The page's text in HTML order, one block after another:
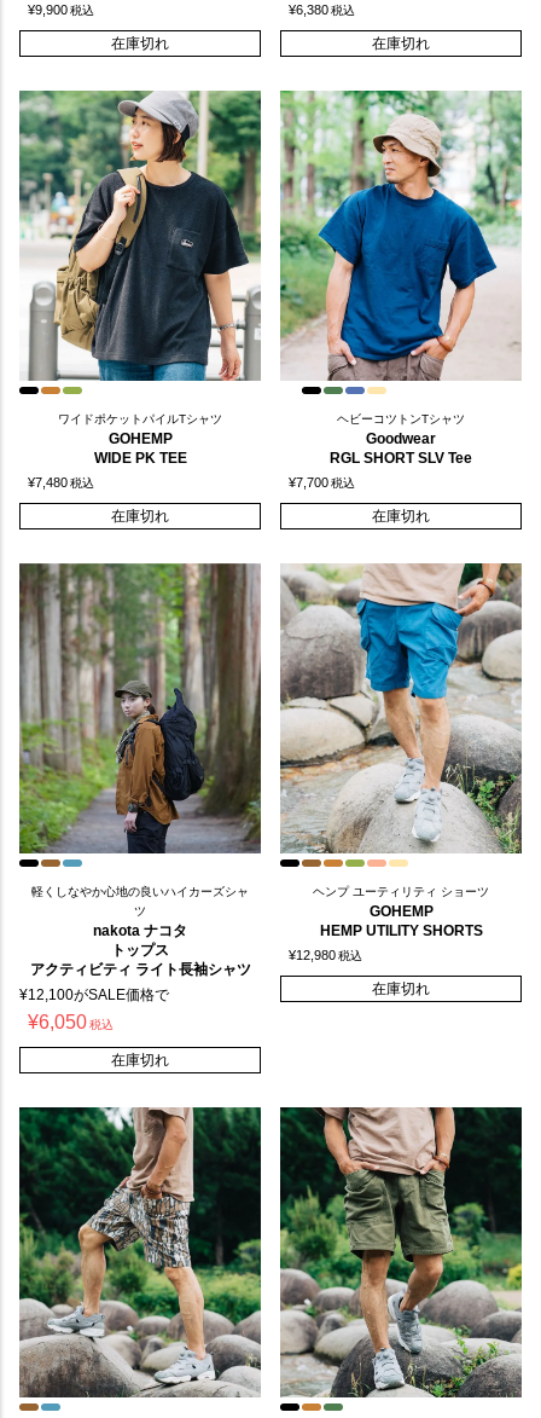
¥9,900税込
在庫切れ
¥6,380税込
在庫切れ
ワイドポケットパイルTシャツ
GOHEMP
WIDE PK TEE
¥7,480税込
在庫切れ
ヘビーコツトンTシャツ
Goodwear
RGL SHORT SLV Tee
¥7,700税込
在庫切れ
軽くしなやか心地の良いハイカーズシャ
ツ
nakota ナコタ
トップス
アクティビティ ライト長袖シャツ
¥12,100がSALE価格で
¥6,050税込
在庫切れ
ヘンプ ユーティリティ ショーツ
GOHEMP
HEMP UTILITY SHORTS
¥12,980税込
在庫切れ